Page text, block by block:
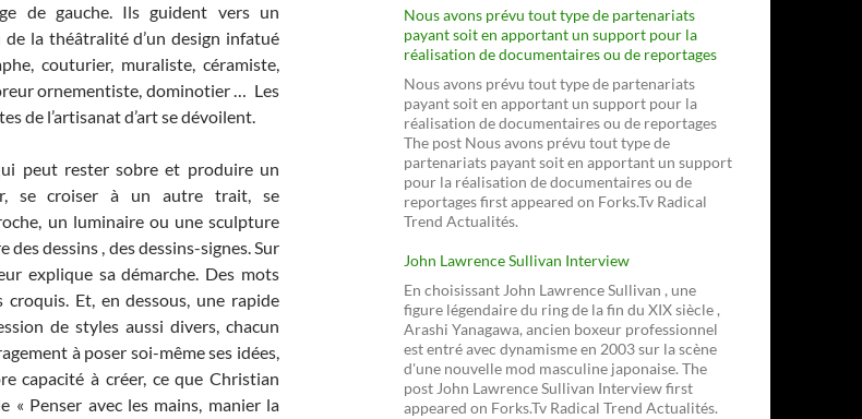
de gauche. Ils guident vers un
la théâtralité d’un design infatué
couturier, muraliste, céramiste,
ornementiste, dominotier … Les
de l’artisanat d’art se dévoilent.
peut rester sobre et produire un
se croiser à un autre trait, se
un luminaire ou une sculpture
dessins , des dessins-signes. Sur
explique sa démarche. Des mots
Et, en dessous, une rapide
de styles aussi divers, chacun
à poser soi-même ses idées,
capacité à créer, ce que Christian
« Penser avec les mains, manier la
Nous avons prévu tout type de partenariats
payant soit en apportant un support pour la
réalisation de documentaires ou de reportages
Nous avons prévu tout type de partenariats
payant soit en apportant un support pour la
réalisation de documentaires ou de reportages
The post Nous avons prévu tout type de
partenariats payant soit en apportant un support
pour la réalisation de documentaires ou de
reportages first appeared on Forks.Tv Radical
Trend Actualités.
John Lawrence Sullivan Interview
En choisissant John Lawrence Sullivan , une
figure légendaire du ring de la fin du XIX siècle ,
Arashi Yanagawa, ancien boxeur professionnel
est entré avec dynamisme en 2003 sur la scène
d'une nouvelle mod masculine japonaise. The
post John Lawrence Sullivan Interview first
appeared on Forks.Tv Radical Trend Actualités.